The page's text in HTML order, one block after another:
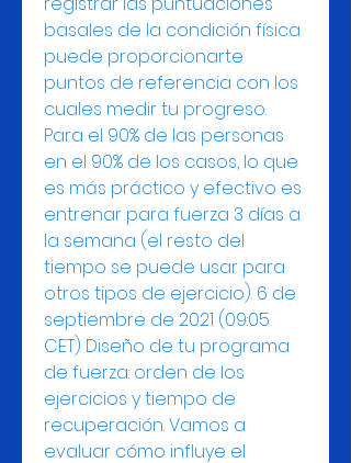
basales de la condición física
puede proporcionarte
puntos de referencia con los
cuales medir tu progreso.
Para el 90% de las personas
en el 90% de los casos, lo que
es más práctico y efectivo es
entrenar para fuerza 3 días a
la semana (el resto del
tiempo se puede usar para
otros tipos de ejercicio). 6 de
septiembre de 2021 (09:05
CET) Diseño de tu programa
de fuerza: orden de los
ejercicios y tiempo de
recuperación. Vamos a
evaluar cómo influye el